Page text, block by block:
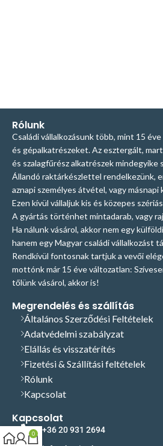
Rólunk
Családi vállalkozásunk több, mint 15
és gépalkatrészeket. Az esztergált,
és szalagfűrész alkatrészek mindegyike
Állandó raktárkészlettel rendelkezünk,
aznapi személyes átvétel, vagy
Ezen kívül vállaljuk kis és közepes
A gyártás történhet mintadarab, vagy
Ha nálunk vásárol, akkor nem egy
hanem egy Magyar családi vállalkozást
Rendkívül fontosnak tartjuk a vevői
mottónk már 15 éve változatlan:
tőlünk vásárol, akkor is!
Megrendelés és szállítás
Általános Szerződési Feltételek
Adatvédelmi szabályzat
Elállás és visszatérítés
Fizetési & Szállítási feltételek
Rólunk
Kapcsolat
Kapcsolat
+36 20 931 2694
0